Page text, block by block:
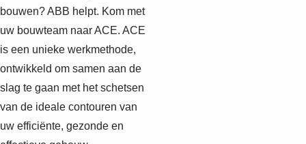
bouwen? ABB helpt. Kom met
uw bouwteam naar ACE. ACE
is een unieke werkmethode,
ontwikkeld om samen aan de
slag te gaan met het schetsen
van de ideale contouren van
uw efficiënte, gezonde en